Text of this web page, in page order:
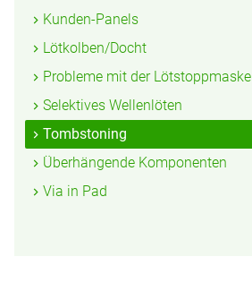
Kunden-Panels
Lötkolben/Docht
Probleme mit der Lötstoppmaske
Selektives Wellenlöten
Tombstoning
Überhängende Komponenten
Via in Pad